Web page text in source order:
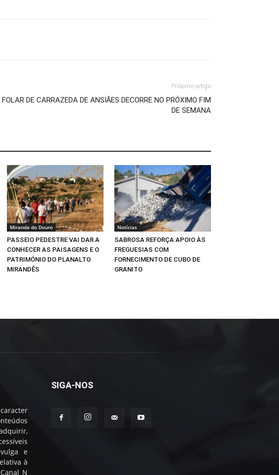
Próximo artigo
FOLAR DE CARRAZEDA DE ANSIÃES DECORRE NO PRÓXIMO FIM
DE SEMANA
Miranda do Douro
PASSEIO PEDESTRE VAI DAR A
CONHECER AS PAISAGENS E O
PATRIMÓNIO DO PLANALTO
MIRANDÊS
Notícias
SABROSA REFORÇA APOIO ÀS
FREGUESIAS COM
FORNECIMENTO DE CUBO DE
GRANITO
e
à
N
SIGA-NOS